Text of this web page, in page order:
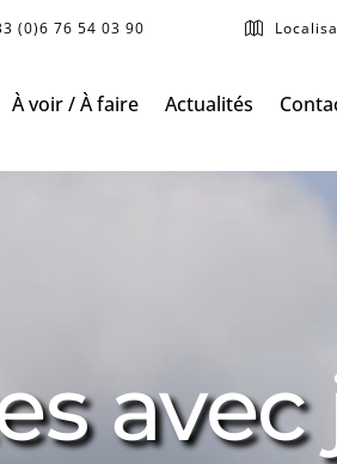
(0)6 76 54 03 90
À voir / À faire Actualités
avec